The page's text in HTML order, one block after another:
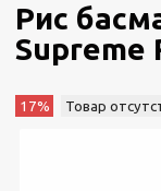
Рис
Supreme
17% Товар